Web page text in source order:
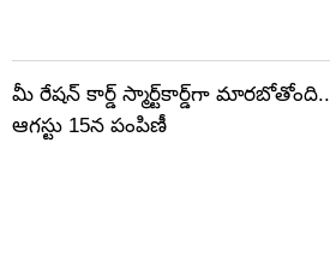
మీ రేషన్ కార్డ్ స్మార్ట్‌కార్డ్‌గా మారబోతోంది..
ఆగస్టు 15న పంపిణీ